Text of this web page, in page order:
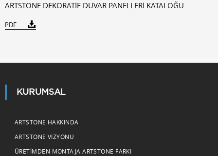
ARTSTONE DEKORATİF DUVAR PANELLERİ KATALOĞU
PDF
KURUMSAL
ARTSTONE HAKKINDA
ARTSTONE VIZYONU
ÜRETIMDEN MONTAJA ARTSTONE FARKI